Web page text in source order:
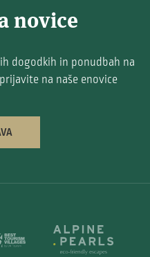
novice
dogodkih in ponudbah na
na naše enovice